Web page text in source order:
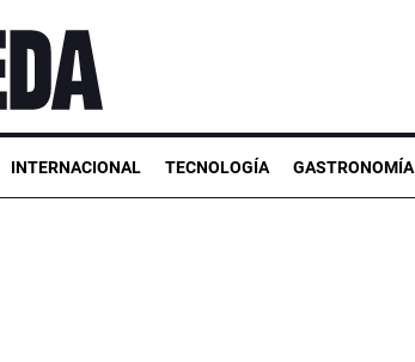
INTERNACIONAL TECNOLOGÍA GASTRONOMÍA